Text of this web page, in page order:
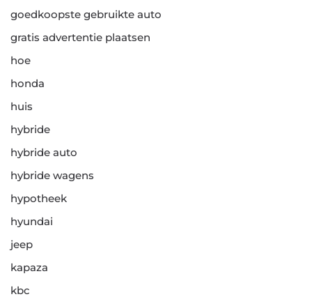
goedkoopste gebruikte auto
gratis advertentie plaatsen
hoe
honda
huis
hybride
hybride auto
hybride wagens
hypotheek
hyundai
jeep
kapaza
kbc